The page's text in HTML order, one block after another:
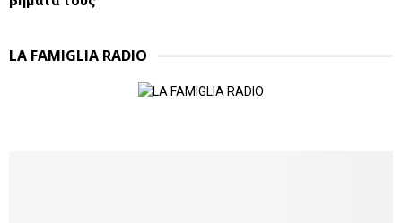
LA FAMIGLIA RADIO